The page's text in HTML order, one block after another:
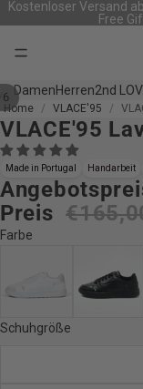
Kostenloser Versand
Free
DamenHerren2nd
Home VLACE'95
6
Bild
im
Vollbildmodus
öffnen
Bild
im
Vollbildmodus
öffnen
Bild
im
Vollbildmodus
öffnen
Bild
im
Vollbildmodus
öffnen
Bild
im
Vollbildmodus
öffnen
Bild
im
Vollbildmodus
öffnen
VLACE'95
Made in Portugal Handarbeit
Preis
Farbe
Schuhgröße